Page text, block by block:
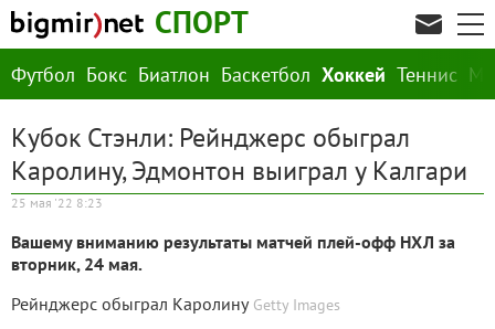
СПОРТ
Футбол Бокс Биатлон Баскетбол Хоккей Теннис
Кубок Стэнли: Рейнджерс обыграл
Каролину, Эдмонтон выиграл у Калгари
25 мая '22 8:23
Вашему вниманию результаты матчей плей-офф НХЛ за
вторник, 24 мая.
Рейнджерс обыграл Каролину Getty Images